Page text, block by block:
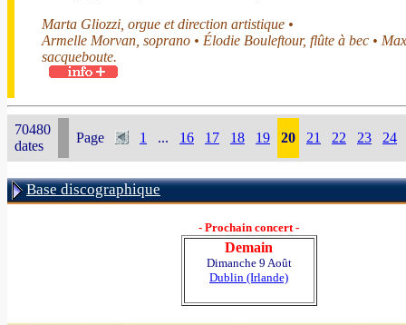
Marta Gliozzi, orgue et direction artistique •
Armelle Morvan, soprano • Élodie Bouleftour, flûte à bec •
sacqueboute.
70480
dates
Page 1 ... 16 17 18 19 20 21 22 23 24
Base discographique
- Prochain concert -
Demain
Dimanche 9 Août
Dublin (Irlande)